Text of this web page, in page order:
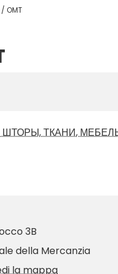
OMT
ТКАНИ,
3B
della Mercanzia
la mappa